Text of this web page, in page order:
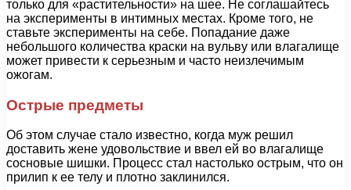
только для «растительности» на шее. Не соглашайтесь
на эксперименты в интимных местах. Кроме того, не
ставьте эксперименты на себе. Попадание даже
небольшого количества краски на вульву или влагалище
может привести к серьезным и часто неизлечимым
ожогам.
Острые предметы
Об этом случае стало известно, когда муж решил
доставить жене удовольствие и ввел ей во влагалище
сосновые шишки. Процесс стал настолько острым, что он
прилип к ее телу и плотно заклинился.